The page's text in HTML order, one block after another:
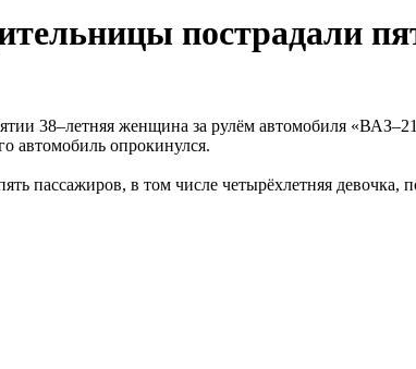
пострадали
38–летняя женщина за рулём автомобиля
автомобиль опрокинулся.
пассажиров, в том числе четырёхлетняя